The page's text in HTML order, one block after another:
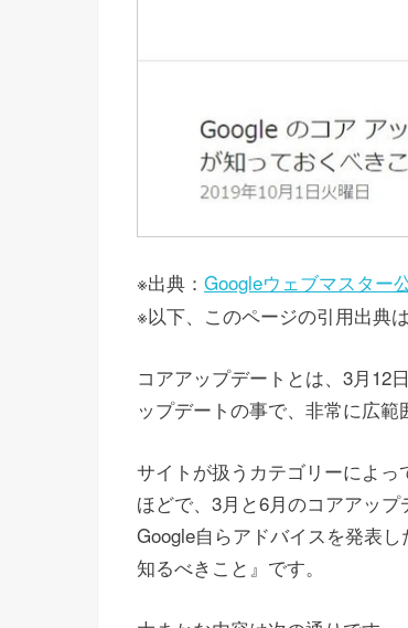
※出典： Googleウェブマスター
※以下、このページの引用出典
コアアップデートとは、3月12
ップデートの事で、非常に広範
サイトが扱うカテゴリーによ
ほどで、3月と6月のコアアップ
Google自らアドバイスを発表
知るべきこと』です。